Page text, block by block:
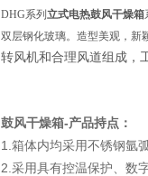
DHG系列 立式电热鼓风干燥箱
双层钢化玻璃。造型美观，新
转风机和合理风道组成，
鼓风干燥箱-产品持点：
1. 箱体内均采用不锈钢氩
2. 采用具有控温保护、数